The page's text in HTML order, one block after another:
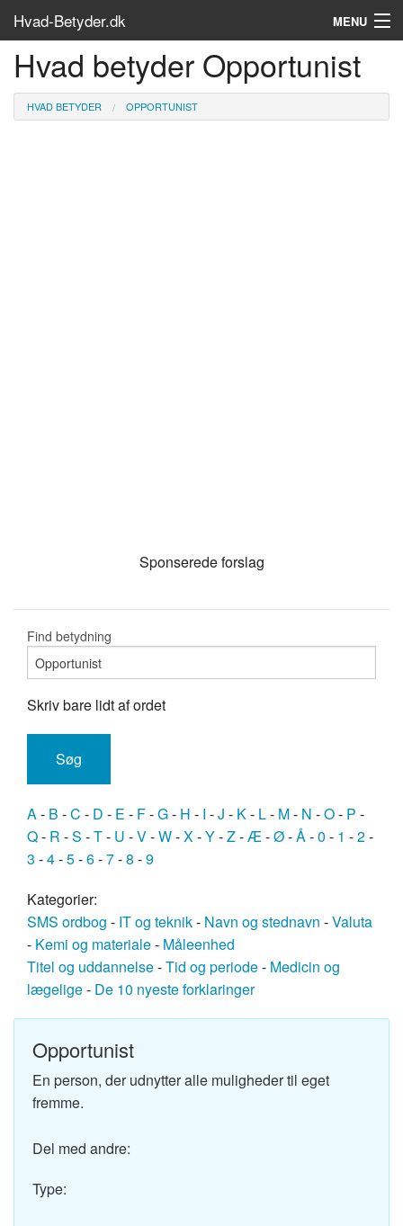
Hvad-Betyder.dk MENU
Om siden
Søg...
Hvad betyder Opportunist
HVAD BETYDER OPPORTUNIST
Sponserede forslag
Find betydning
Skriv bare lidt af ordet
A- B -C - D - E - F-G- H - I -J - K- L- M- N -O- P -
Q- R -S -T- U -V-W-X-Y-Z-Æ-Ø-Å-0 - 1 -2-
3 -4-5-6-7-8 -9
Kategorier:
SMS ordbog - IT og teknik- Navn og stednavn -Valuta
- Kemi og materiale- Måleenhed
Titel og uddannelse-Tid og periode- Medicin og
lægelige- De 10 nyeste forklaringer
Opportunist
En person, der udnytter alle muligheder til eget
fremme.
Del med andre:
Type: